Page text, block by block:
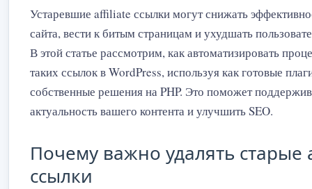
Устаревшие affiliate ссылки могут снижать
сайта, вести к битым страницам и ухудшать
В этой статье рассмотрим, как автоматизировать
таких ссылок в WordPress, используя как готовые
собственные решения на PHP. Это поможет
актуальность вашего контента и улучшить SEO.
Почему важно удалять старые
ссылки